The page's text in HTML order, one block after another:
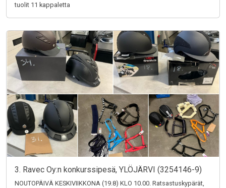
tuolit 11 kappaletta
3. Ravec Oy:n konkurssipesä, YLÖJÄRVI (3254146-9)
NOUTOPÄIVÄ KESKIVIIKKONA (19.8) KLO 10.00. Ratsastuskypärät,